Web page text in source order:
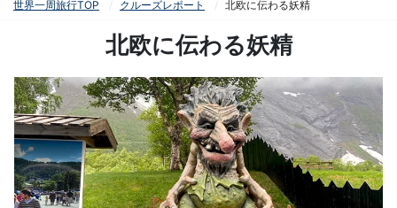
世界一周旅行TOP クルーズレポート 北欧に伝わる妖精
北欧に伝わる妖精